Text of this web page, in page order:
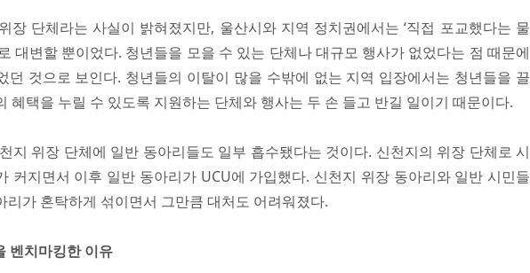
장 단체라는 사실이 밝혀졌지만, 울산시와 지역 정치권에서는 ‘직접 포교했다는 물
대변할 뿐이었다. 청년들을 모을 수 있는 단체나 대규모 행사가 없었다는 점 때문에
던 것으로 보인다. 청년들의 이탈이 많을 수밖에 없는 지역 입장에서는 청년들을 끌
혜택을 누릴 수 있도록 지원하는 단체와 행사는 두 손 들고 반길 일이기 때문이다.
지 위장 단체에 일반 동아리들도 일부 흡수됐다는 것이다. 신천지의 위장 단체로 시
커지면서 이후 일반 동아리가 UCU에 가입했다. 신천지 위장 동아리와 일반 시민들
리가 혼탁하게 섞이면서 그만큼 대처도 어려워졌다.
벤치마킹한 이유